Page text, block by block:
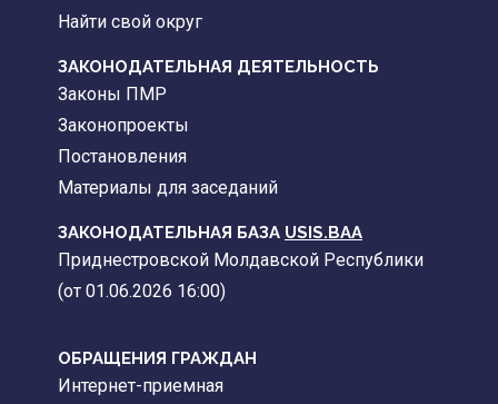
Найти свой округ
ЗАКОНОДАТЕЛЬНАЯ ДЕЯТЕЛЬНОСТЬ
Законы ПМР
Законопроекты
Постановления
Материалы для заседаний
ЗАКОНОДАТЕЛЬНАЯ БАЗА USIS.BAA
Приднестровской Молдавской Республики
(от 01.06.2026 16:00)
ОБРАЩЕНИЯ ГРАЖДАН
Интернет-приемная